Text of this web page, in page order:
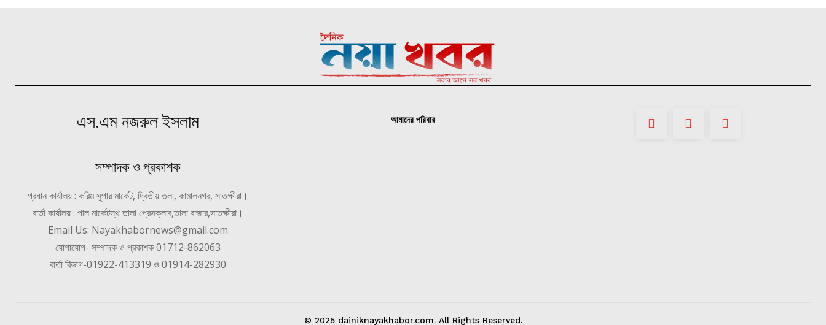
এস.এম নজরুল ইসলাম
সম্পাদক ও প্রকাশক
প্রধান কার্যালয় : করিম সুপার মার্কেট, দ্বিতীয় তলা, কামালনগর, সাতক্ষীরা।
বার্তা কার্যালয় : পাল মার্কেটস্থ তালা প্রেসক্লাব,তালা বাজার,সাতক্ষীরা।
Email Us: Nayakhabornews@gmail.com
যোগাযোগ- সম্পাদক ও প্রকাশক 01712-862063
বার্তা বিভাগ-01922-413319 ও 01914-282930
আমাদের পরিবার
© 2025 dainiknayakhabor.com. All Rights Reserved.